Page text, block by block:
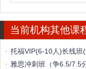
当前机构其他课
托福VIP(6-10人)长线班
雅思冲刺班（争6.5/7.5